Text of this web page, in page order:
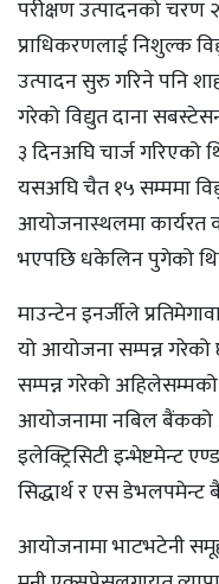
परीक्षण उत्पादनको चरण
प्राधिकरणलाई निशुल्क
उत्पादन सुरु गरिने पनि
गरेको विद्युत दाना
३ दिनअघि चार्ज गरिएको
यसअघि चैत १५ सम्ममा
आयोजनास्थलमा कार्यरत
भएपछि धकेलिन पुगेको
माउन्टेन इनर्जीले
यो आयोजना सम्पन्न गरेको
सम्पन्न गरेको
आयोजनामा नबिल बैंकको
इलेक्ट्रिसिटी इन्भेष्टमेन्ट
सिद्धार्थ र एस
आयोजनामा भाटभटेनी